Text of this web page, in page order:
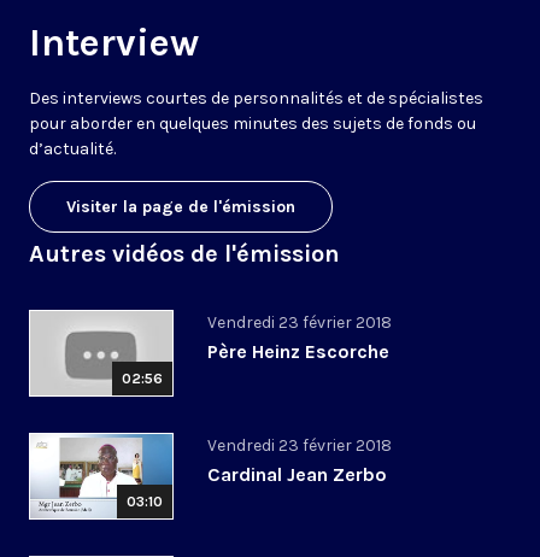
Interview
Des interviews courtes de personnalités et de spécialistes
pour aborder en quelques minutes des sujets de fonds ou
d’actualité.
Visiter la page de l'émission
Autres vidéos de l'émission
02:56
Vendredi 23 février 2018
Père Heinz Escorche
03:10
Vendredi 23 février 2018
Cardinal Jean Zerbo